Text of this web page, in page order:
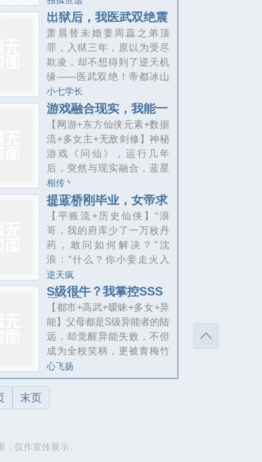
你的元素化无法命中？什么
叫暗器对你不起作用？什么
叫无视海水副作用？什么叫
你一个敏攻系魂师不用武魂
揍的强攻系魂师嗷嗷叫？不
愿被拘束的
魂穿成天启帝襁褓幼子朱慈
炅，却发现自己正踩着大明
最后一块浮冰——七个月开
口唤父，一岁执笔写名，两
岁纵论朝局。朝野哗然：太
子是祥瑞，还是妖孽？天启
八年，这个不载于历史的年
份，是金手指的成功？当奉
天殿的钟声半夜敲响，历史
修正的惯性粉碎所有幻想。
三岁太子仗剑立于朝堂，喊
出了桀骜的不忿：承
出狱后，我医武双绝震
惊全球
萧晨替未婚妻周蕊之弟顶
罪，入狱三年，原以为受尽
欺凌，却不想得到了逆天机
缘——医武双绝！帝都冰山
女总裁跪求阴阳交合；江州
大小姐非他不嫁；就连苗疆
圣女都对他死心塌地！而出
狱当天，未婚妻竟然伙同奸
夫强抢萧家产业，欺辱祖
父。那一刻，萧晨笑了，笑
得肆无忌惮。三年前，我为
你舍身入狱！三年后，我要
你血债血偿！
小七学长
游戏融合现实，我能一
剑开天
【网游+东方仙侠元素+数据
流+多女主+无敌剑修】神秘
游戏《问仙》，运行几年
后，突然与现实融合，蓝星
秩序崩坏，大地上罪恶横
行。叶寻，一位身世离奇，
相貌逆天的残疾少年。混乱
中，遭邻居破门而入，与姐
姐惨死在浩劫之下，临死前
却意外得到了传说中的【造
化圣宝】，重生回到游戏开
服前一天。再次进入游戏
后，叶寻凭着逆天资质，接
连达成各项成就，霸占系统
公告，震惊世界，一骑绝
尘。……面对美女师父、妖
艳女帝、绝色掌门……
相传丶
提蓝桥刚毕业，女帝求
我当宰相？
【平账流+历史仙侠】“浪
哥，我的府库少了一万枚丹
药，敢问如何解决？”沈
浪：“什么？你小妾走火入
魔，把家都烧完了？”“浪哥，
我们锦衣卫关押的重要囚
犯，被打死了，该如何解
决？”沈浪：“大胆囚徒，竟敢
在天牢制造动乱，简直死不
足惜！”“浪哥，我在丽春院，
欠了十万枚灵石，请问我该
怎么办？”沈浪：“我刚好认识
一个800岁的老妖婆！”“沈
逆天疯
S级很牛？我掌控SSS
级女团
【都市+高武+暧昧+多女+异
能】父母都是S级异能者的陆
远，却觉醒异能失败，不但
成为全校笑柄，更被青梅竹
马的女友羞辱，好在冰山校
花主动出现，自称是他未婚
子，却被校花带到赫赫有名
借种生子。别无选择的陆远
心飞扬
末页
仅作宣传展示。